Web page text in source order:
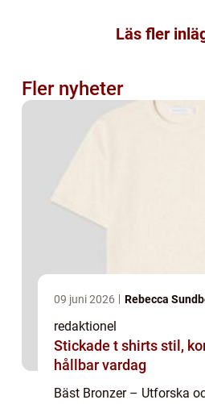
Läs fler
Fler nyheter
09 juni 2026 Rebecca
redaktionel
Stickade t shirts stil, komfort och
hållbar vardag
Bäst Bronzer – Utforska